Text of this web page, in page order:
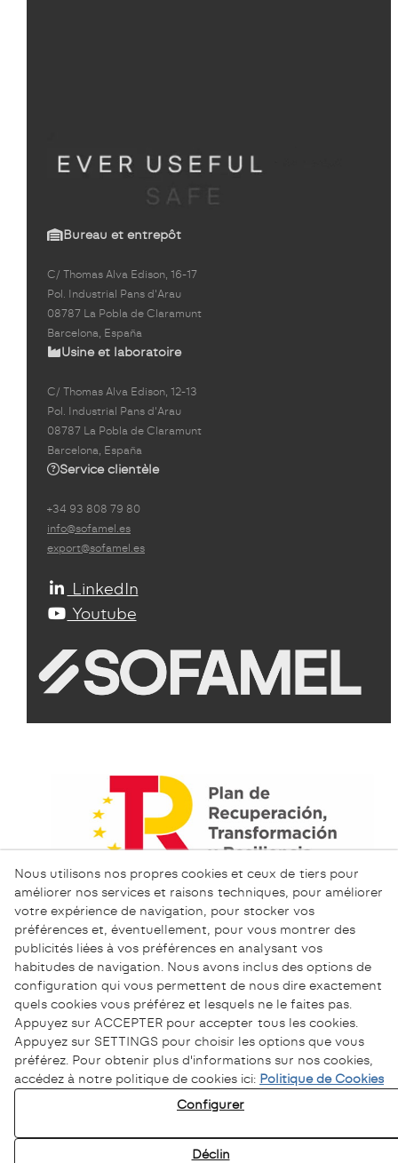
Bureau et entrepôt
C/ Thomas Alva Edison, 16-17
Pol. Industrial Pans d'Arau
08787 La Pobla de Claramunt
Barcelona, España
Usine et laboratoire
C/ Thomas Alva Edison, 12-13
Pol. Industrial Pans d'Arau
08787 La Pobla de Claramunt
Barcelona, España
Service clientèle
+34 93 808 79 80
info@sofamel.es
export@sofamel.es
LinkedIn
Youtube
Politique de Confidentialité
Nous utilisons nos propres cookies et ceux de tiers pour
améliorer nos services et raisons techniques, pour améliorer
votre expérience de navigation, pour stocker vos
préférences et, éventuellement, pour vous montrer des
publicités liées à vos préférences en analysant vos
habitudes de navigation. Nous avons inclus des options de
configuration qui vous permettent de nous dire exactement
quels cookies vous préférez et lesquels ne le faites pas.
Appuyez sur ACCEPTER pour accepter tous les cookies.
Appuyez sur SETTINGS pour choisir les options que vous
préférez. Pour obtenir plus d'informations sur nos cookies,
accédez à notre politique de cookies ici: Politique de Cookies
Configurer
Déclin